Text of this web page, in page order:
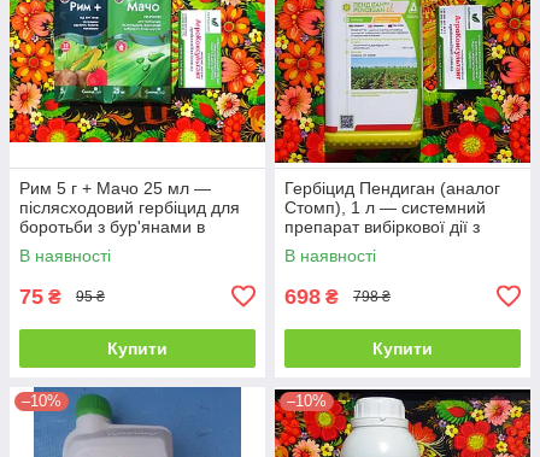
Рим 5 г + Мачо 25 мл —
післясходовий гербіцид для
боротьби з бур'янами в
посадках кукурудзи та
картоплі
В наявності
75 ₴ 95 ₴
Купити
Гербіцид Пендиган (аналог
Стомп), 1 л — системний
препарат вибіркової дії з
великим спектром
В наявності
698 ₴ 798 ₴
Купити
–10% –10%